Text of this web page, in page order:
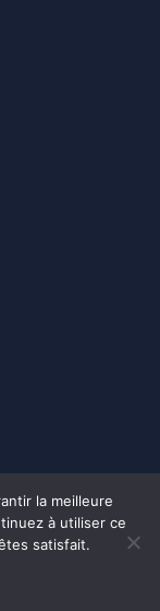
la meilleure
à utiliser ce
satisfait.